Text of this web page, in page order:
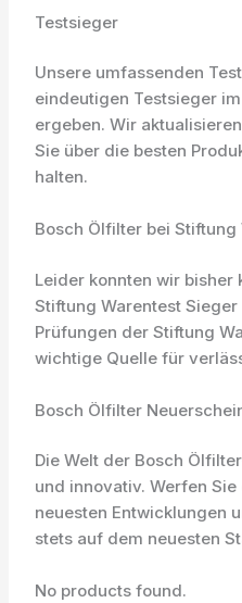
Testsieger
Unsere umfassenden
eindeutigen Testsieger
ergeben. Wir
Sie über die besten
halten.
Bosch Ölfilter bei Stiftung
Leider konnten wir bisher
Stiftung Warentest
Prüfungen der Stiftung
wichtige Quelle für
Bosch Ölfilter
Die Welt der Bosch
und innovativ. Werfen
neuesten Entwicklungen
stets auf dem neuesten
No products found.